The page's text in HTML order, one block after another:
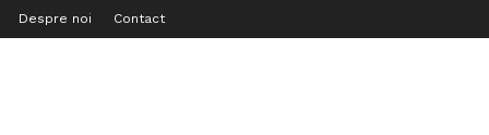
Despre noi Contact